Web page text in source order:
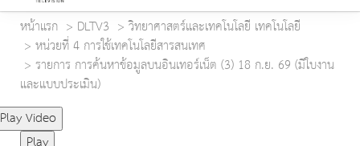
หน้าแรก DLTV3
วิทยาศาสตร์และเทคโนโลยี เทคโนโลยี
หน่วยที่ 4 การใช้เทคโนโลยีสารสนเทศ
รายการ การค้นหาข้อมูลบนอินเทอร์เน็ต (3) 18 ก.ย. 69 (มีใบงาน
และแบบประเมิน)
Play Video